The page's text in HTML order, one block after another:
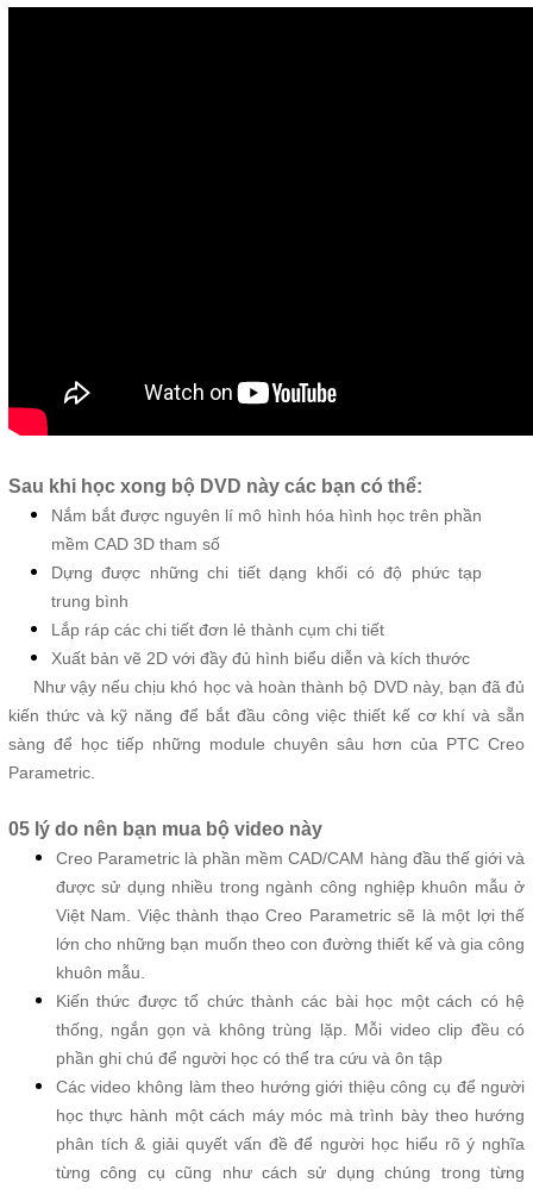
Sau khi học xong bộ DVD này các bạn có thể:
Nắm bắt được nguyên lí mô hình hóa hình học trên phần
mềm CAD 3D tham số
Dựng được những chi tiết dạng khối có độ phức tạp
trung bình
Lắp ráp các chi tiết đơn lẻ thành cụm chi tiết
Xuất bản vẽ 2D với đầy đủ hình biểu diễn và kích thước
Như vậy nếu chịu khó học và hoàn thành bộ DVD này, bạn đã đủ
kiến thức và kỹ năng để bắt đầu công việc thiết kế cơ khí và sẵn
sàng để học tiếp những module chuyên sâu hơn của PTC Creo
Parametric.
05 lý do nên bạn mua bộ video này
Creo Parametric là phần mềm CAD/CAM hàng đầu thế giới và
được sử dụng nhiều trong ngành công nghiệp khuôn mẫu ở
Việt Nam. Việc thành thạo Creo Parametric sẽ là một lợi thế
lớn cho những bạn muốn theo con đường thiết kế và gia công
khuôn mẫu.
Kiến thức được tổ chức thành các bài học một cách có hệ
thống, ngắn gọn và không trùng lặp. Mỗi video clip đều có
phần ghi chú để người học có thể tra cứu và ôn tập
Các video không làm theo hướng giới thiệu công cụ để người
học thực hành một cách máy móc mà trình bày theo hướng
phân tích & giải quyết vấn đề để người học hiểu rõ ý nghĩa
từng công cụ cũng như cách sử dụng chúng trong từng